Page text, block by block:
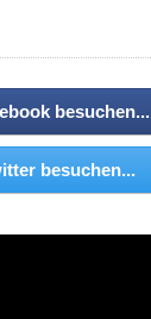
besuchen...
besuchen...